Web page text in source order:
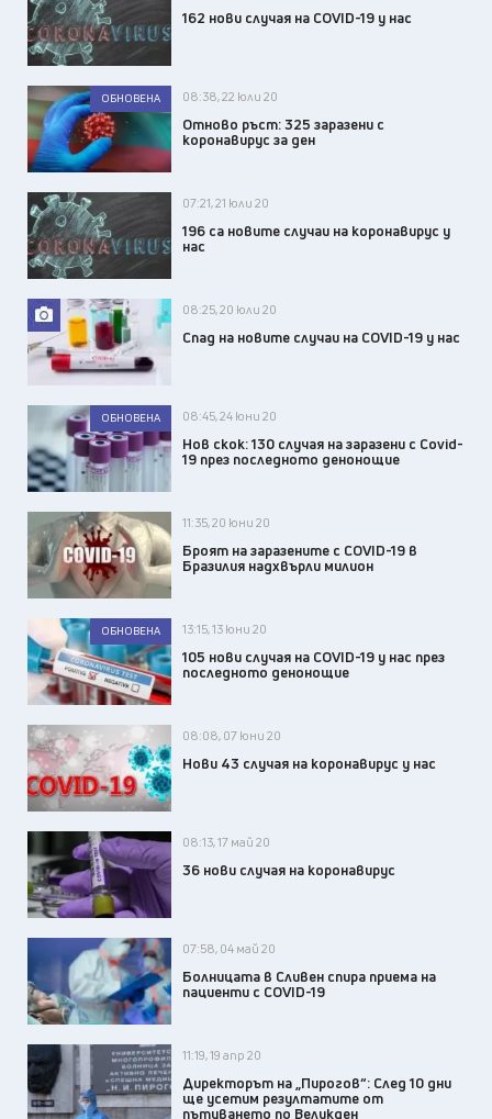
162 нови случая на COVID-19 у нас
ОБНОВЕНА 08:38, 22 юли 20
Отново ръст: 325 заразени с
коронавирус за ден
07:21, 21 юли 20
196 са новите случаи на коронавирус у
нас
08:25, 20 юли 20
Спад на новите случаи на COVID-19 у нас
ОБНОВЕНА 08:45, 24 юни 20
Нов скок: 130 случая на заразени с Covid-
19 през последното денонощие
11:35, 20 юни 20
Броят на заразените с COVID-19 в
Бразилия надхвърли милион
ОБНОВЕНА 13:15, 13 юни 20
105 нови случая на COVID-19 у нас през
последното денонощие
08:08, 07 юни 20
Нови 43 случая на коронавирус у нас
08:13, 17 май 20
36 нови случая на коронавирус
07:58, 04 май 20
Болницата в Сливен спира приема на
пациенти с COVID-19
11:19, 19 апр 20
Директорът на „Пирогов“: След 10 дни
ще усетим резултатите от
пътуването по Великден